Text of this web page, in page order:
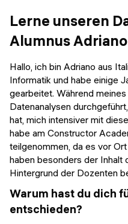
KURZKURSE
Generative KI
Python
KOSTENLOSE
Data Science
Web-Entwicklung
Python
Python & Ops
Abschlussprojekte
Alumni Geschichten
Lerne unseren
Alumnus
Hallo, ich bin Adriano aus
Informatik und habe einige
gearbeitet. Während
Datenanalysen
hat, mich intensiver mit
habe am Constructor
teilgenommen, da es vor
haben besonders der
Hintergrund der Dozenten
Warum hast du dich
entschieden?